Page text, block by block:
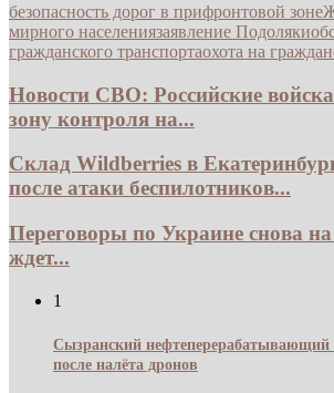
безопасность дорог в прифронтовой зоне
мирного населениязаявление Подоляки
гражданского транспортаохота на
Новости СВО: Российские
зону контроля на...
Склад Wildberries в
после атаки беспилотников...
Переговоры по Украине снова
ждет...
1
Сызранский нефтеперерабатывающий
после налёта дронов